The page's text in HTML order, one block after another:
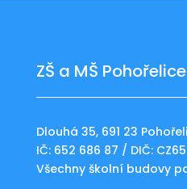
ZŠ a MŠ Pohořelice
Dlouhá 35, 691 23
IČ: 652 686 87 / DIČ:
Všechny školní budovy